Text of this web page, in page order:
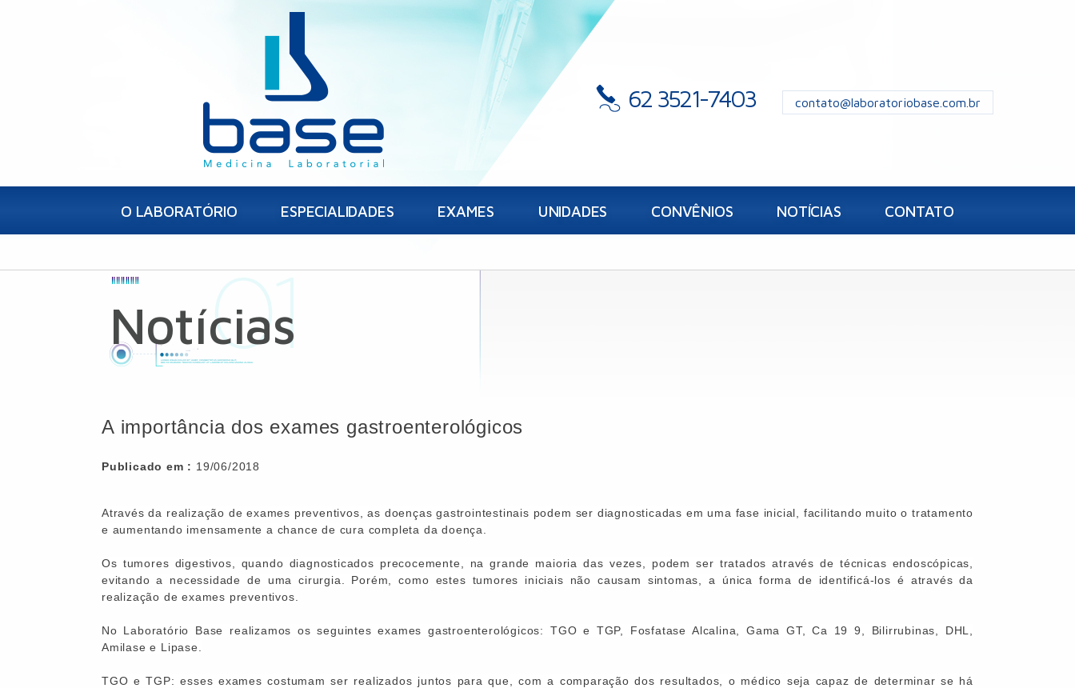
62 3521-7403 contato@laboratoriobase.com.br
O LABORATÓRIO ESPECIALIDADES EXAMES UNIDADES CONVÊNIOS NOTÍCIAS CONTATO
Notícias
A importância dos exames gastroenterológicos
Publicado em : 19/06/2018
Através da realização de exames preventivos, as doenças gastrointestinais podem ser diagnosticadas em uma fase inicial, facilitando muito o tratamento
e aumentando imensamente a chance de cura completa da doença.
Os tumores digestivos, quando diagnosticados precocemente, na grande maioria das vezes, podem ser tratados através de técnicas endoscópicas,
evitando a necessidade de uma cirurgia. Porém, como estes tumores iniciais não causam sintomas, a única forma de identificá-los é através da
realização de exames preventivos.
No Laboratório Base realizamos os seguintes exames gastroenterológicos: TGO e TGP, Fosfatase Alcalina, Gama GT, Ca 19 9, Bilirrubinas, DHL,
Amilase e Lipase.
TGO e TGP: esses exames costumam ser realizados juntos para que, com a comparação dos resultados, o médico seja capaz de determinar se há